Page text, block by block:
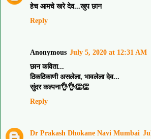
हेच आमचे खरे देव...खुप छान
Reply
Anonymous July 5, 2020 at 12:31 AM
छान कविता...
ठिकठिकाणी असलेला, भावलेला देव...
सुंदर कल्पना👌👌👏👏
Reply
Dr Prakash Dhokane Navi Mumbai